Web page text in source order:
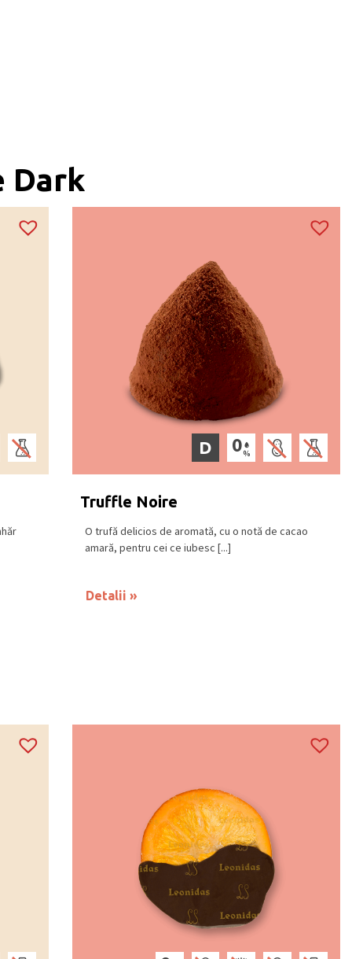
Dark
D
Truffle Noire
O trufă delicios de aromată, cu o notă de cacao
amară, pentru cei ce iubesc [...]
Detalii